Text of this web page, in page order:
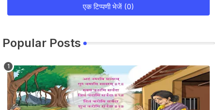
एक टिप्पणी भेजें (0)
Popular Posts